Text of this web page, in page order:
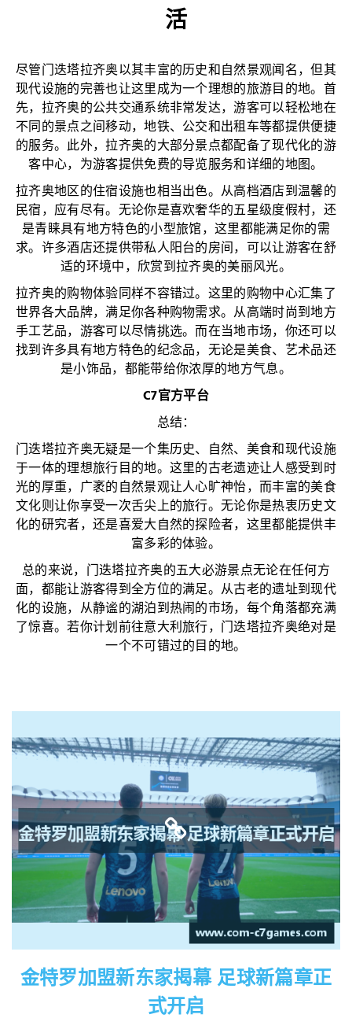
活
尽管门迭塔拉齐奥以其丰富的历史和自然景观闻名，但其
现代设施的完善也让这里成为一个理想的旅游目的地。首
先，拉齐奥的公共交通系统非常发达，游客可以轻松地在
不同的景点之间移动，地铁、公交和出租车等都提供便捷
的服务。此外，拉齐奥的大部分景点都配备了现代化的游
客中心，为游客提供免费的导览服务和详细的地图。
拉齐奥地区的住宿设施也相当出色。从高档酒店到温馨的
民宿，应有尽有。无论你是喜欢奢华的五星级度假村，还
是青睐具有地方特色的小型旅馆，这里都能满足你的需
求。许多酒店还提供带私人阳台的房间，可以让游客在舒
适的环境中，欣赏到拉齐奥的美丽风光。
拉齐奥的购物体验同样不容错过。这里的购物中心汇集了
世界各大品牌，满足你各种购物需求。从高端时尚到地方
手工艺品，游客可以尽情挑选。而在当地市场，你还可以
找到许多具有地方特色的纪念品，无论是美食、艺术品还
是小饰品，都能带给你浓厚的地方气息。
C7官方平台
总结：
门迭塔拉齐奥无疑是一个集历史、自然、美食和现代设施
于一体的理想旅行目的地。这里的古老遗迹让人感受到时
光的厚重，广袤的自然景观让人心旷神怡，而丰富的美食
文化则让你享受一次舌尖上的旅行。无论你是热衷历史文
化的研究者，还是喜爱大自然的探险者，这里都能提供丰
富多彩的体验。
总的来说，门迭塔拉齐奥的五大必游景点无论在任何方
面，都能让游客得到全方位的满足。从古老的遗址到现代
化的设施，从静谧的湖泊到热闹的市场，每个角落都充满
了惊喜。若你计划前往意大利旅行，门迭塔拉齐奥绝对是
一个不可错过的目的地。
金特罗加盟新东家揭幕 足球新篇章正
式开启